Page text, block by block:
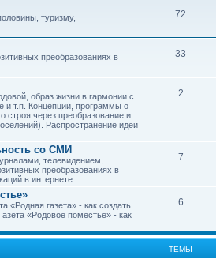
туризму,
72
преобразованиях в
33
образ жизни в гармонии с
и т.п. Концепции, программы о
строя через преобразование и
Распространение идеи
2
со СМИ
телевидением,
преобразованиях в
в интернете.
7
«Родная газета» - как создать
«Родовое поместье» - как
6
ТЕМЫ